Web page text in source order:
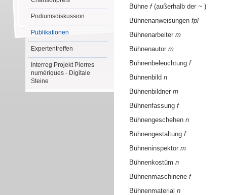
Podiumsdiskussion
Publikationen
Expertentreffen
Interreg Projekt Pierres
numériques - Digitale
Steine
Bühne f(außerhalb der ~ )
Bühnenanweisungen fpl
Bühnenarbeiter m
Bühnenautor m
Bühnenbeleuchtung f
Bühnenbild n
Bühnenbildner m
Bühnenfassung f
Bühnengeschehen n
Bühnengestaltung f
Bühneninspektor m
Bühnenkostüm n
Bühnenmaschinerie f
Bühnenmaterial n